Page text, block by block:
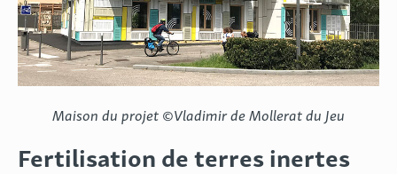
Maison du projet ©Vladimir de Mollerat du Jeu
Fertilisation de terres inertes